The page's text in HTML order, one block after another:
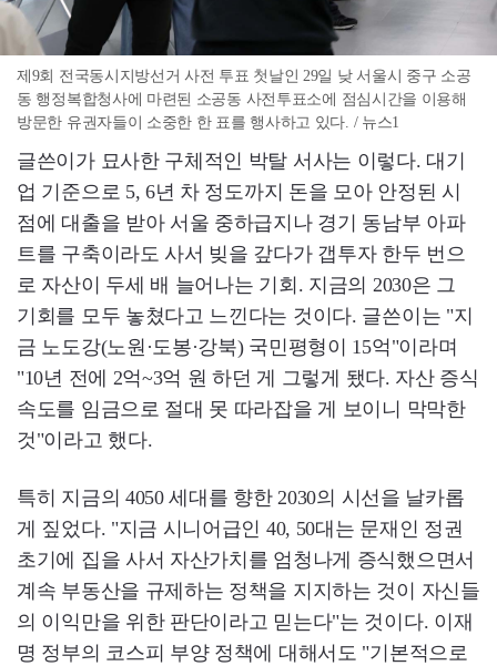
제9회 전국동시지방선거 사전 투표 첫날인 29일 낮 서울시 중구 소공
동 행정복합청사에 마련된 소공동 사전투표소에 점심시간을 이용해
방문한 유권자들이 소중한 한 표를 행사하고 있다. / 뉴스1
글쓴이가 묘사한 구체적인 박탈 서사는 이렇다. 대기
업 기준으로 5, 6년 차 정도까지 돈을 모아 안정된 시
점에 대출을 받아 서울 중하급지나 경기 동남부 아파
트를 구축이라도 사서 빚을 갚다가 갭투자 한두 번으
로 자산이 두세 배 늘어나는 기회. 지금의 2030은 그
기회를 모두 놓쳤다고 느낀다는 것이다. 글쓴이는 "지
금 노도강(노원·도봉·강북) 국민평형이 15억"이라며
"10년 전에 2억~3억 원 하던 게 그렇게 됐다. 자산 증식
속도를 임금으로 절대 못 따라잡을 게 보이니 막막한
것"이라고 했다.
특히 지금의 4050 세대를 향한 2030의 시선을 날카롭
게 짚었다. "지금 시니어급인 40, 50대는 문재인 정권
초기에 집을 사서 자산가치를 엄청나게 증식했으면서
계속 부동산을 규제하는 정책을 지지하는 것이 자신들
의 이익만을 위한 판단이라고 믿는다"는 것이다. 이재
명 정부의 코스피 부양 정책에 대해서도 "기본적으로